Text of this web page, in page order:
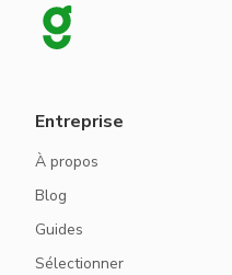
Entreprise
À propos
Blog
Guides
Sélectionner